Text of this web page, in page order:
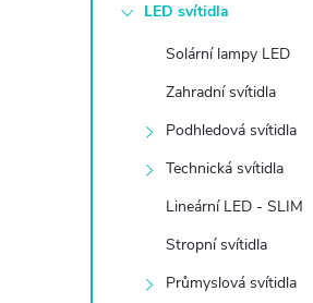
LED svítidla
Solární lampy LED
Zahradní svítidla
Podhledová svítidla
Technická svítidla
Lineární LED - SLIM
Stropní svítidla
Průmyslová svítidla